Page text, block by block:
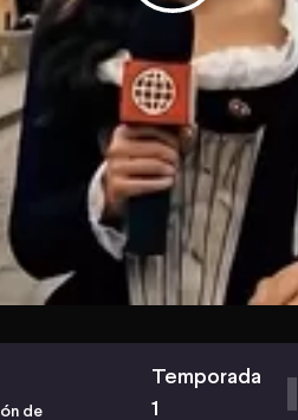
de
Temporada
1